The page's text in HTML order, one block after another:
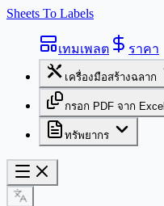
Sheets To Labels
เทมเพลต ราคา
เครื่องมือสร้างฉลาก
กรอก PDF จาก Excel
ทรัพยากร